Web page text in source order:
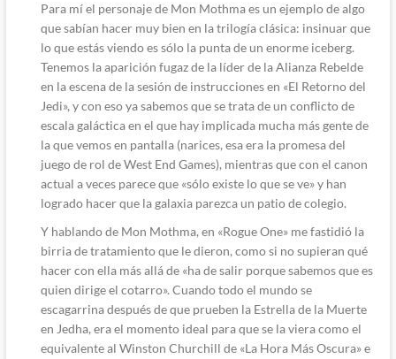
Para mí el personaje de Mon Mothma es un ejemplo de algo
que sabían hacer muy bien en la trilogía clásica: insinuar que
lo que estás viendo es sólo la punta de un enorme iceberg.
Tenemos la aparición fugaz de la líder de la Alianza Rebelde
en la escena de la sesión de instrucciones en «El Retorno del
Jedi», y con eso ya sabemos que se trata de un conflicto de
escala galáctica en el que hay implicada mucha más gente de
la que vemos en pantalla (narices, esa era la promesa del
juego de rol de West End Games), mientras que con el canon
actual a veces parece que «sólo existe lo que se ve» y han
logrado hacer que la galaxia parezca un patio de colegio.
Y hablando de Mon Mothma, en «Rogue One» me fastidió la
birria de tratamiento que le dieron, como si no supieran qué
hacer con ella más allá de «ha de salir porque sabemos que es
quien dirige el cotarro». Cuando todo el mundo se
escagarrina después de que prueben la Estrella de la Muerte
en Jedha, era el momento ideal para que se la viera como el
equivalente al Winston Churchill de «La Hora Más Oscura» e